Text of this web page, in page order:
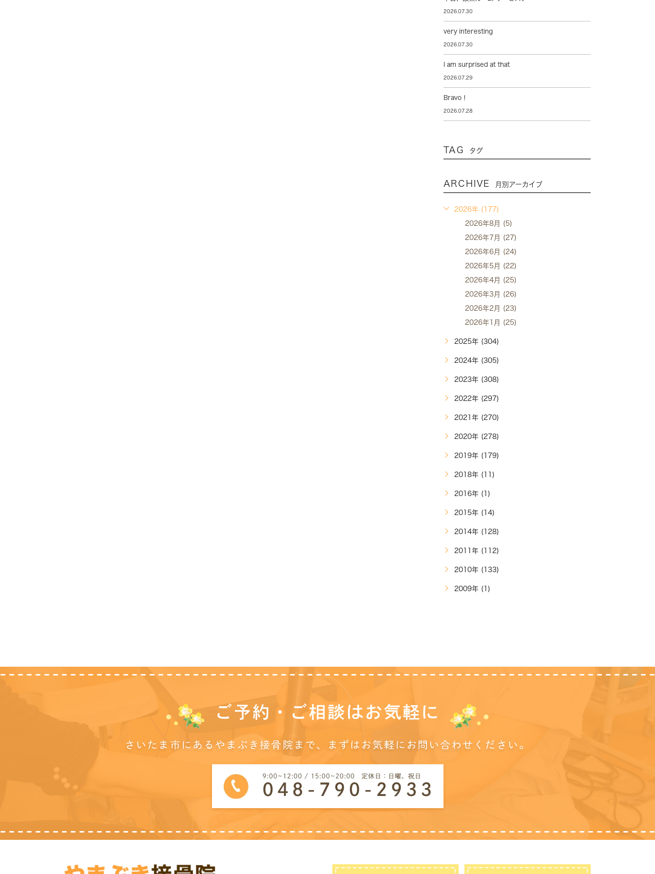
2026.07.30
very interesting
2026.07.30
I am surprised at that
2026.07.29
Bravo！
2026.07.28
TAG タグ
ARCHIVE 月別アーカイブ
2026年 (177)
2026年8月 (5)
2026年7月 (27)
2026年6月 (24)
2026年5月 (22)
2026年4月 (25)
2026年3月 (26)
2026年2月 (23)
2026年1月 (25)
2025年 (304)
2024年 (305)
2023年 (308)
2022年 (297)
2021年 (270)
2020年 (278)
2019年 (179)
2018年 (11)
2016年 (1)
2015年 (14)
2014年 (128)
2011年 (112)
2010年 (133)
2009年 (1)
ご予約・ご相談は お気軽に
さいたま市にあるやまぶき接骨院まで、 まずはお気軽にお問い合わせください。